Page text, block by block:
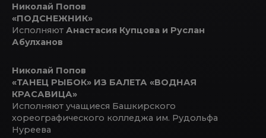
Николай Попов
«ПОДСНЕЖНИК»
Исполняют Анастасия Купцова и Руслан
Абулханов
Николай Попов
«ТАНЕЦ РЫБОК» ИЗ БАЛЕТА «ВОДНАЯ
КРАСАВИЦА»
Исполняют учащиеся Башкирского
хореографического колледжа им. Рудольфа
Нуреева